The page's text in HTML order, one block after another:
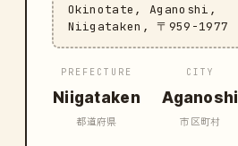
Okinotate, Aganoshi,
Niigataken, 〒959-1977
PREFECTURE
Niigataken
都道府県
CITY
Aganoshi
市区町村